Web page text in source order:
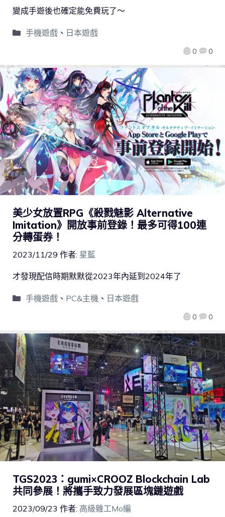
0 0
變成手遊後也確定能免費玩了～
手機遊戲、 日本遊戲
美少女放置RPG《殺戮魅影 Alternative
Imitation》開放事前登錄！最多可得100連
分轉蛋券！
2023/11/29 作者: 星藍
0 0
才發現配信時期默默從2023年內延到2024年了
手機遊戲、 PC&主機、 日本遊戲
TGS2023：gumi×CROOZ Blockchain Lab
共同參展！將攜手致力發展區塊鏈遊戲
2023/09/23 作者: 高級雜工Mo編